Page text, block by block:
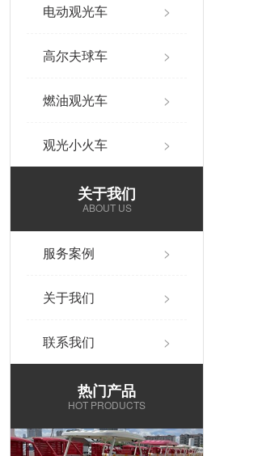
电动观光车 >
高尔夫球车 >
燃油观光车 >
观光小火车 >
关于我们
ABOUT US
服务案例 >
关于我们 >
联系我们 >
热门产品
HOT PRODUCTS